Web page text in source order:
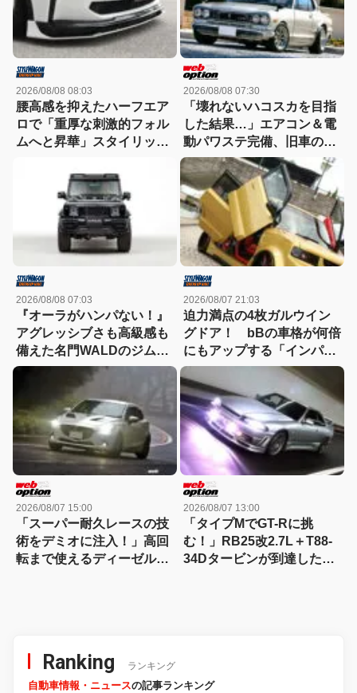
2026/08/08 08:03
腰高感を抑えたハーフエア
ロで「重厚な刺激的フォル
ムへと昇華」スタイリッシ
2026/08/08 07:30
「壊れないハコスカを目指
した結果…」エアコン＆電
動パワステ完備、旧車の常
識を覆すGT-R仕様のすべて
2026/08/08 07:03
『オーラがハンパない！』
アグレッシブさも高級感も
備えた名門WALDのジムニ
ーノマド用ボディキット
2026/08/07 21:03
迫力満点の4枚ガルウイン
グドア！ bBの車格が何倍
にもアップする「インパク
トVIP!!」規格外！
2026/08/07 15:00
「スーパー耐久レースの技
術をデミオに注入！」高回
転まで使えるディーゼルタ
2026/08/07 13:00
「タイプMでGT-Rに挑
む！」RB25改2.7L＋T88-
34Dタービンが到達した
Ranking ランキング
自動車情報・ニュースの記事ランキング